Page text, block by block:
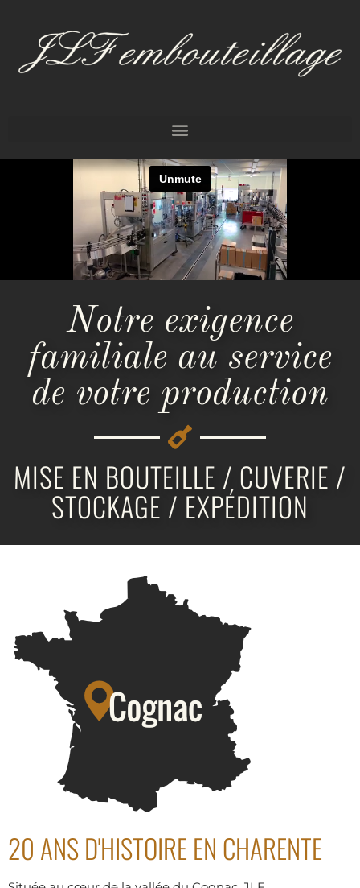
Notre exigence
familiale au service
de votre production
MISE EN BOUTEILLE / CUVERIE /
STOCKAGE / EXPÉDITION
20 ANS D'HISTOIRE EN CHARENTE